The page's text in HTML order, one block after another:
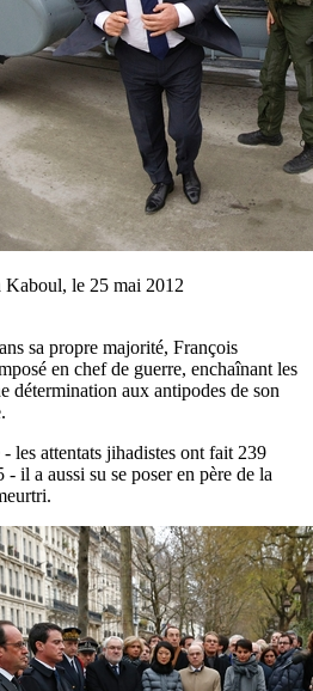
le 25 mai 2012
sa propre majorité, François
en chef de guerre, enchaînant les
détermination aux antipodes de son
les attentats jihadistes ont fait 239
il a aussi su se poser en père de la